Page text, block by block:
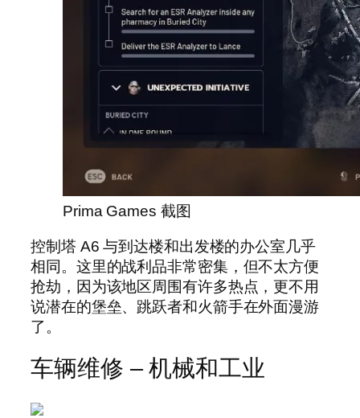
Prima Games 截图
控制塔 A6 与到达楼和出发楼的办公室几乎
相同。这里的战利品非常密集，但不太方便
抢劫，因为该地区周围有许多热点，更不用
说潜在的堡垒、跳跃者和火箭手在外面漫游
了。
车辆维修 – 机械和工业